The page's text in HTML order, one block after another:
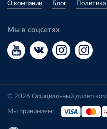
О компании Блог
Мы в соцсетях
© 2026 Официальный дилер
Мы принимаем: